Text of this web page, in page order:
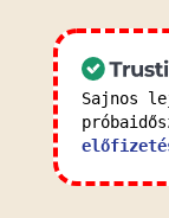
Sajnos